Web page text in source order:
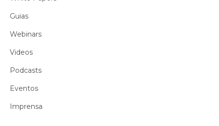
Guias
Webinars
Videos
Podcasts
Eventos
Imprensa